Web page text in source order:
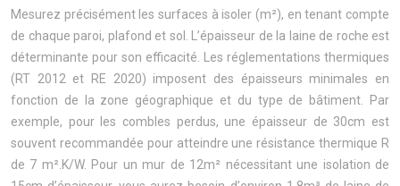
Mesurez précisément les surfaces à isoler (m²), en tenant compte
de chaque paroi, plafond et sol. L’épaisseur de la laine de roche est
déterminante pour son efficacité. Les réglementations thermiques
(RT 2012 et RE 2020) imposent des épaisseurs minimales en
fonction de la zone géographique et du type de bâtiment. Par
exemple, pour les combles perdus, une épaisseur de 30cm est
souvent recommandée pour atteindre une résistance thermique R
de 7 m².K/W. Pour un mur de 12m² nécessitant une isolation de